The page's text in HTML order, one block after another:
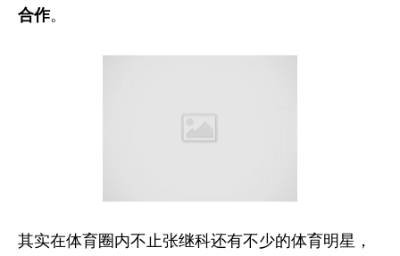
合作。
其实在体育圈内不止张继科还有不少的体育明星，